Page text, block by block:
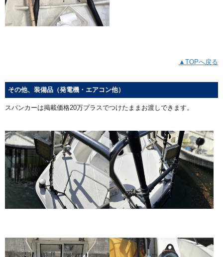
▲TOPへ戻る
その他、装備品（発電機・エアコン他）
スパンカーは掲載価格20万プラスでつけたままお渡しできます。